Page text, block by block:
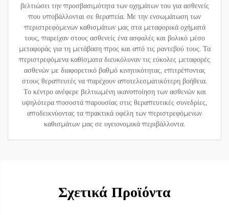
βελτιώσει την προσβασιμότητα των οχημάτων του για ασθενείς
που υποβάλλονται σε θεραπεία. Με την ενσωμάτωση των
περιστρεφόμενων καθισμάτων μας στα μεταφορικά οχήματά
τους, παρείχαν στους ασθενείς ένα ασφαλές και βολικό μέσο
μεταφοράς για τη μετάβαση προς και από τις ραντεβού τους. Τα
περιστρεφόμενα καθίσματα διευκόλυναν τις εύκολες μεταφορές
ασθενών με διαφορετικό βαθμό κινητικότητας, επιτρέποντας
στους θεραπευτές να παρέχουν αποτελεσματικότερη βοήθεια.
Το κέντρο ανέφερε βελτιωμένη ικανοποίηση των ασθενών και
υψηλότερα ποσοστά παρουσίας στις θεραπευτικές συνεδρίες,
αποδεικνύοντας τα πρακτικά οφέλη των περιστρεφόμενων
καθισμάτων μας σε υγειονομικά περιβάλλοντα.
Σχετικά Προϊόντα